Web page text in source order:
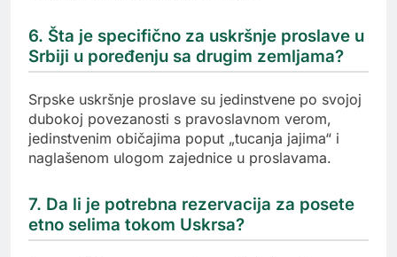
6. Šta je specifično za uskršnje proslave u
Srbiji u poređenju sa drugim zemljama?
Srpske uskršnje proslave su jedinstvene po svojoj
dubokoj povezanosti s pravoslavnom verom,
jedinstvenim običajima poput „tucanja jajima“ i
naglašenom ulogom zajednice u proslavama.
7. Da li je potrebna rezervacija za posete
etno selima tokom Uskrsa?